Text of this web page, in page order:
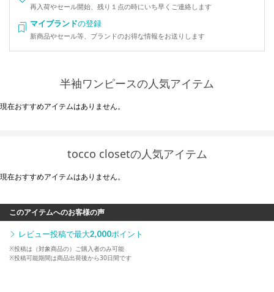
再入荷やセール開始、残り１点の時にいち早くご連絡します
マイブランドの登録
新商品やセール等、ブランドのお得な情報をお送りします
半袖ワンピースの人気アイテム
現在おすすめアイテムはありません。
tocco closetの人気アイテム
現在おすすめアイテムはありません。
このアイテムへのお客様の声
レビュー投稿で最大2,000ポイント
※投稿は（対象商品の）ご購入者のみ可能
※投稿可能期間は商品出荷後から30日間です